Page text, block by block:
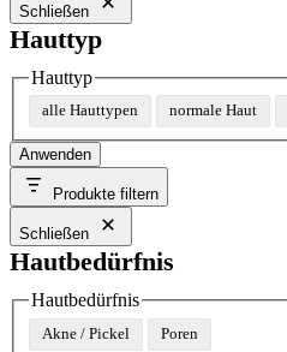
Schließen
Hauttyp
Hauttyp
alle Hauttypen normale Haut
Anwenden
Produkte filtern
Schließen
Hautbedürfnis
Hautbedürfnis
Akne / Pickel Poren